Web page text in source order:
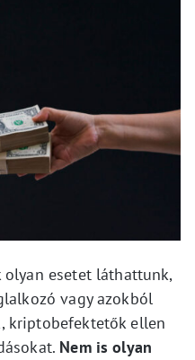
esetet láthattunk,
vagy azokból
kriptobefektetők ellen
Nem is olyan